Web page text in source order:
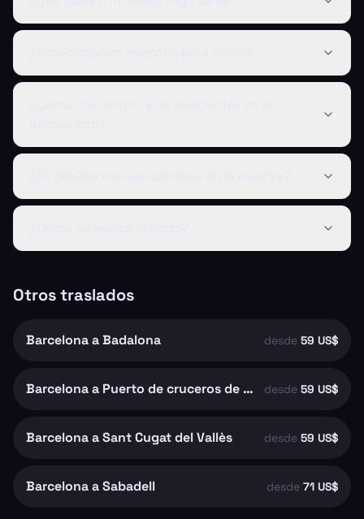
Otros traslados
Barcelona a Badalona desde 59 US$
Barcelona a Puerto de cruceros de Barcelona desde 59 US$
Barcelona a Sant Cugat del Vallès desde 59 US$
Barcelona a Sabadell desde 71 US$